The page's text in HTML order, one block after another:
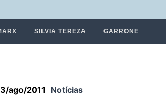
SILVIA TEREZA GARRONE
ago/2011 Notícias